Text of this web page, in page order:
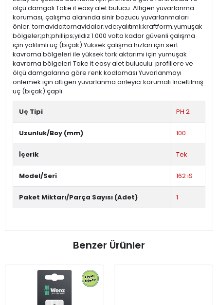
ölçü damgalı Take it easy alet bulucu. Altıgen yuvarlanma
koruması, çalışma alanında sinir bozucu yuvarlanmaları
önler. tornavida;tornavidalar;vde;yalıtımlı;kraftform;yumuşak
bölgeler;ph;phillips;yıldız 1.000 volta kadar güvenli çalışma
için yalıtımlı uç (bıçak) Yüksek çalışma hızları için sert
kavrama bölgeleri ile yüksek tork aktarımı için yumuşak
kavrama bölgeleri Take it easy alet buluculu: profillere ve
ölçü damgalarına göre renk kodlaması Yuvarlanmayı
önlemek için altıgen yuvarlanma önleyici korumalı İnceltilmiş
uç (bıçak) çaplı
Uç Tipi PH 2
Uzunluk/Boy (mm) 100
İçerik Tek
Model/Seri 162 iS
Paket Miktarı/Parça Sayısı (Adet) 1
Benzer Ürünler